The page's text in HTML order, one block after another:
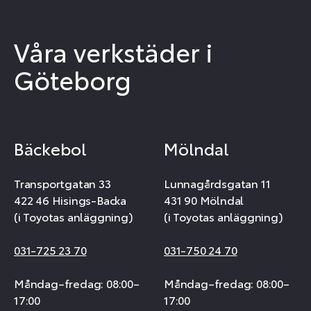
Våra verkstäder i
Göteborg
Bäckebol
Transportgatan 33
422 46 Hisings-Backa
(i Toyotas anläggning)
031-725 23 70
Måndag–fredag: 08:00–
17:00
Mölndal
Lunnagårdsgatan 11
431 90 Mölndal
(i Toyotas anläggning)
031-750 24 70
Måndag–fredag: 08:00–
17:00